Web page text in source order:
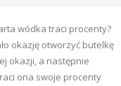
wódka traci procenty?
okazję otworzyć butelkę
okazji, a następnie
ona swoje procenty